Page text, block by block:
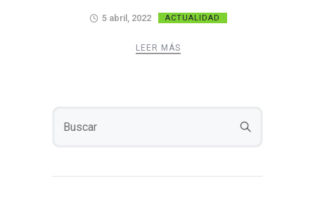
5 abril, 2022 ACTUALIDAD
LEER MÁS